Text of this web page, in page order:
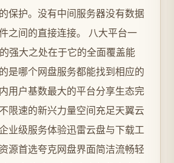
保护。没有中间服务器没有数据
之间的直接连接。 八大平台一
强大之处在于它的全面覆盖能
是哪个网盘服务都能找到相应的
用户基数最大的平台分享生态完
限速的新兴力量空间充足天翼云
业级服务体验迅雷云盘与下载工
源首选夸克网盘界面简洁流畅轻